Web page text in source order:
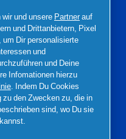
,
In
und unsere Partnerauf
und Drittanbietern, Pixel
Dir personalisierte
und
und Deine
Infomationen hierzu
. Indem Du Cookies
den Zwecken zu, die in
sind, wo Du sie